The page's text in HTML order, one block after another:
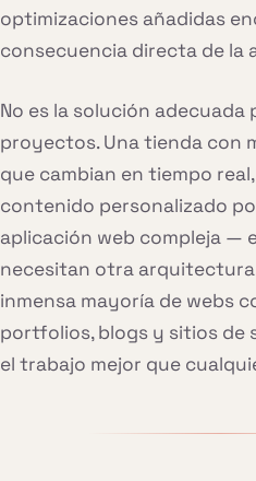
optimizaciones añadidas
consecuencia directa de la
No es la solución adecuada
proyectos. Una tienda con
que cambian en tiempo
contenido personalizado
aplicación web compleja —
necesitan otra
inmensa mayoría de webs
portfolios, blogs y sitios de
el trabajo mejor que